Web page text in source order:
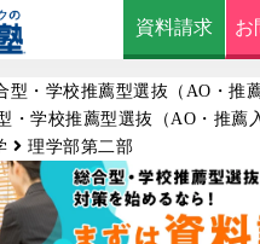
資料請求 お
型・学校推薦型選抜（AO・推
・学校推薦型選抜（AO・推薦
理学部第二部